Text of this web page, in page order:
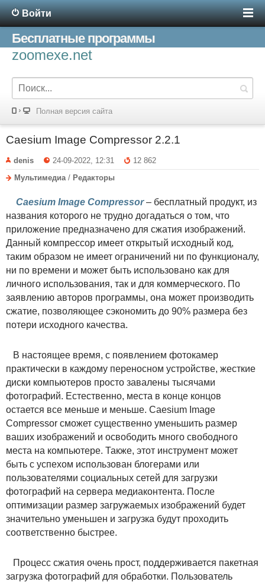
Войти
Бесплатные программы
zoomexe.net
Полная версия сайта
Caesium Image Compressor 2.2.1
denis 24-09-2022, 12:31
12 862
Мультимедиа / Редакторы
Caesium Image Compressor– бесплатный продукт, из
названия которого не трудно догадаться о том, что
приложение предназначено для сжатия изображений.
Данный компрессор имеет открытый исходный код,
таким образом не имеет ограничений ни по функционалу,
ни по времени и может быть использовано как для
личного использования, так и для коммерческого. По
заявлению авторов программы, она может производить
сжатие, позволяющее сэкономить до 90% размера без
потери исходного качества.
В настоящее время, с появлением фотокамер
практически в каждому переносном устройстве, жесткие
диски компьютеров просто завалены тысячами
фотографий. Естественно, места в конце концов
остается все меньше и меньше. Caesium Image
Compressor сможет существенно уменьшить размер
ваших изображений и освободить много свободного
места на компьютере. Также, этот инструмент может
быть с успехом использован блогерами или
пользователями социальных сетей для загрузки
фотографий на сервера медиаконтента. После
оптимизации размер загружаемых изображений будет
значительно уменьшен и загрузка будут проходить
соответственно быстрее.
Процесс сжатия очень прост, поддерживается пакетная
загрузка фотографий для обработки. Пользователь